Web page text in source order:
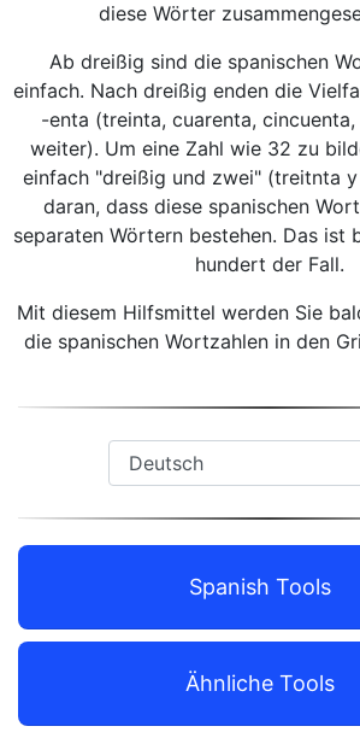
diese Wörter
Ab dreißig sind die spanischen
einfach. Nach dreißig enden die
-enta (treinta, cuarenta,
weiter). Um eine Zahl wie 32 zu
einfach "dreißig und zwei" (treitnta
daran, dass diese spanischen
separaten Wörtern bestehen. Das ist
hundert der Fall.
Mit diesem Hilfsmittel werden Sie
die spanischen Wortzahlen in den
Spanish Tools
Ähnliche Tools